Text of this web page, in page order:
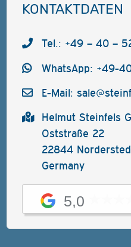
KONTAKTDATEN
Tel.: +49 – 40 –
WhatsApp: +49-
E-Mail:
Helmut Steinfels
Oststraße 22
22844
Germany
5,0